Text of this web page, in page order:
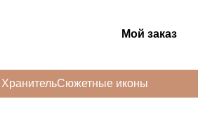
Мой заказ
Сюжетные иконы